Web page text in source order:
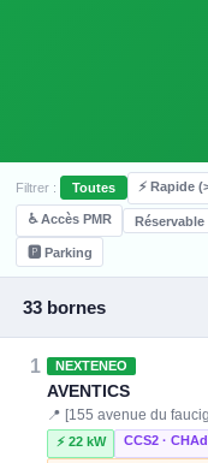
Filtrer : Toutes ⚡ Rapide
♿ Accès PMR Réservable
🅿️ Parking
33 bornes
1 NEXTENEO
AVENTICS
📍 [155 avenue du
⚡ 22 kW CCS2 ·